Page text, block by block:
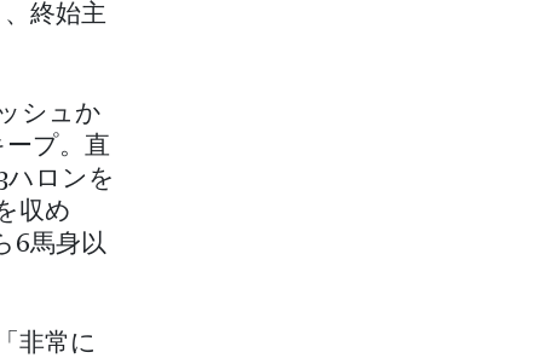
終始主
シュか
プ。直
ハロンを
収め
6馬身以
非常に